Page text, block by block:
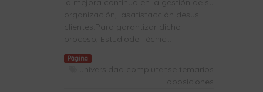
la mejora continua en la gestión de su
organización, lasatisfacción desus
clientes.Para garantizar dicho
proceso, Estudiode Técnic...
Página
universidad complutense temarios
oposiciones